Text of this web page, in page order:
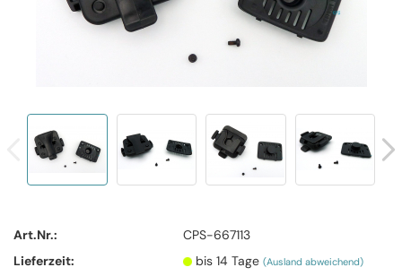
Art.Nr.:
CPS-667113
Lieferzeit:
bis 14 Tage(Ausland abweichend)